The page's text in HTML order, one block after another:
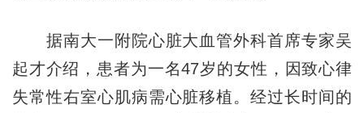
据南大一附院心脏大血管外科首席专家吴
起才介绍，患者为一名47岁的女性，因致心律
失常性右室心肌病需心脏移植。经过长时间的